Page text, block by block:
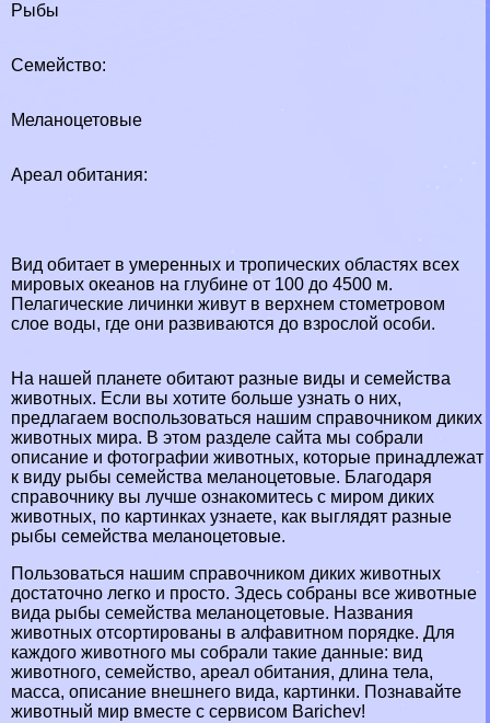
Рыбы
Семейство:
Меланоцетовые
Ареал обитания:
Вид обитает в умеренных и тропических областях всех
мировых океанов на глубине от 100 до 4500 м.
Пелагические личинки живут в верхнем стометровом
слое воды, где они развиваются до взрослой особи.
На нашей планете обитают разные виды и семейства
животных. Если вы хотите больше узнать о них,
предлагаем воспользоваться нашим справочником диких
животных мира. В этом разделе сайта мы собрали
описание и фотографии животных, которые принадлежат
к виду рыбы семейства меланоцетовые. Благодаря
справочнику вы лучше ознакомитесь с миром диких
животных, по картинках узнаете, как выглядят разные
рыбы семейства меланоцетовые.
Пользоваться нашим справочником диких животных
достаточно легко и просто. Здесь собраны все животные
вида рыбы семейства меланоцетовые. Названия
животных отсортированы в алфавитном порядке. Для
каждого животного мы собрали такие данные: вид
животного, семейство, ареал обитания, длина тела,
масса, описание внешнего вида, картинки. Познавайте
животный мир вместе с сервисом Barichev!